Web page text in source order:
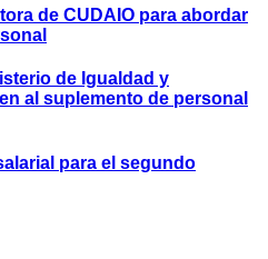
de CUDAIO para abordar
de Igualdad y
al suplemento de personal
para el segundo